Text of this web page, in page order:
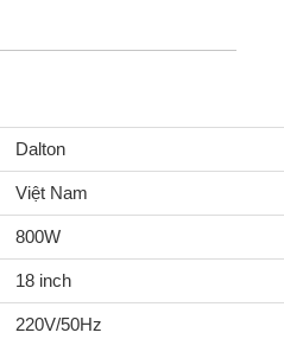
Dalton
Việt Nam
800W
18 inch
220V/50Hz